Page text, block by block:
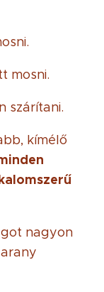
mosni.
szárítani.
kímélő
nagyon